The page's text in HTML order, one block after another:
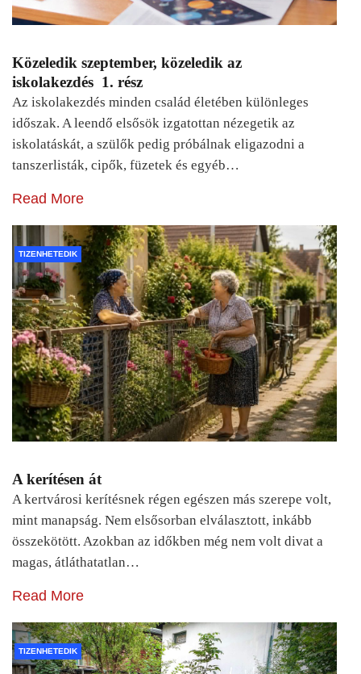
Közeledik szeptember, közeledik az
iskolakezdés 1. rész
Az iskolakezdés minden család életében különleges
időszak. A leendő elsősök izgatottan nézegetik az
iskolatáskát, a szülők pedig próbálnak eligazodni a
tanszerlisták, cipők, füzetek és egyéb…
Read More
TIZENHETEDIK
A kerítésen át
A kertvárosi kerítésnek régen egészen más szerepe volt,
mint manapság. Nem elsősorban elválasztott, inkább
összekötött. Azokban az időkben még nem volt divat a
magas, átláthatatlan…
Read More
TIZENHETEDIK